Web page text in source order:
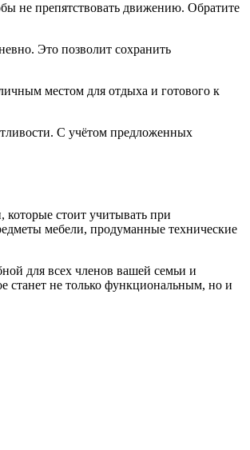
не препятствовать движению. Обратите
Это позволит сохранить
местом для отдыха и готового к
С учётом предложенных
стоит учитывать при
мебели, продуманные технические
для всех членов вашей семьи и
станет не только функциональным, но и